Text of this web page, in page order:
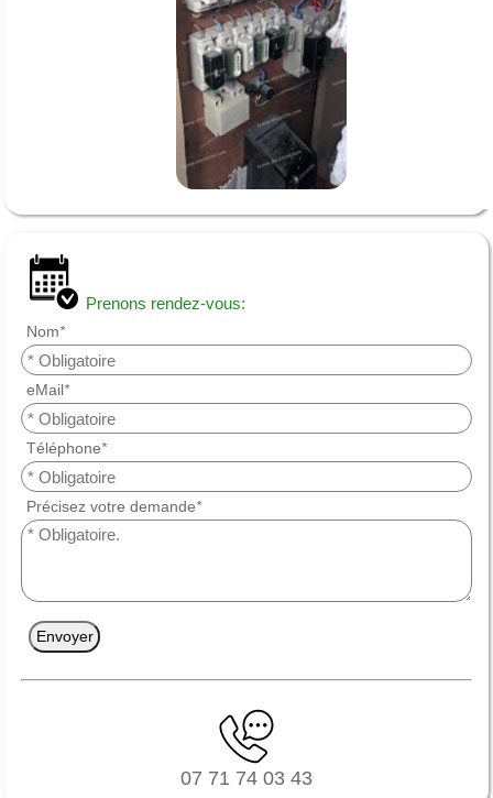
Prenons rendez-vous:
Nom*
eMail*
Téléphone*
Précisez votre demande*
Envoyer
07 71 74 03 43